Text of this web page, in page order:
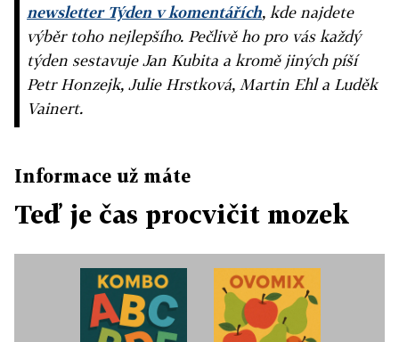
newsletter Týden v komentářích, kde najdete
výběr toho nejlepšího. Pečlivě ho pro vás každý
týden sestavuje Jan Kubita a kromě jiných píší
Petr Honzejk, Julie Hrstková, Martin Ehl a Luděk
Vainert.
Informace už máte
Teď je čas procvičit mozek